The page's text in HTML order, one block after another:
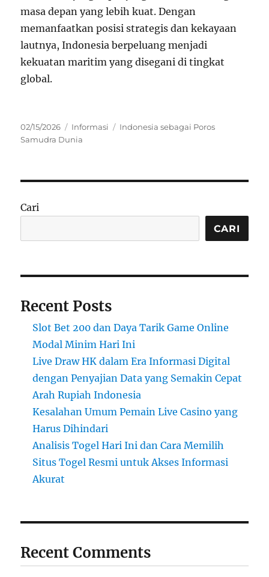
masa depan yang lebih kuat. Dengan
memanfaatkan posisi strategis dan kekayaan
lautnya, Indonesia berpeluang menjadi
kekuatan maritim yang disegani di tingkat
global.
Posted
on
02/15/2026 Categories
Informasi Tags
Indonesia sebagai Poros
Samudra Dunia
Cari
CARI
Recent Posts
Slot Bet 200 dan Daya Tarik Game Online
Modal Minim Hari Ini
Live Draw HK dalam Era Informasi Digital
dengan Penyajian Data yang Semakin Cepat
Arah Rupiah Indonesia
Kesalahan Umum Pemain Live Casino yang
Harus Dihindari
Analisis Togel Hari Ini dan Cara Memilih
Situs Togel Resmi untuk Akses Informasi
Akurat
Recent Comments